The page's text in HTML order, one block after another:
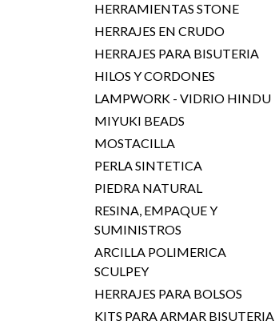
HERRAMIENTAS STONE
HERRAJES EN CRUDO
HERRAJES PARA BISUTERIA
HILOS Y CORDONES
LAMPWORK - VIDRIO HINDU
MIYUKI BEADS
MOSTACILLA
PERLA SINTETICA
PIEDRA NATURAL
RESINA, EMPAQUE Y
SUMINISTROS
ARCILLA POLIMERICA
SCULPEY
HERRAJES PARA BOLSOS
KITS PARA ARMAR BISUTERIA